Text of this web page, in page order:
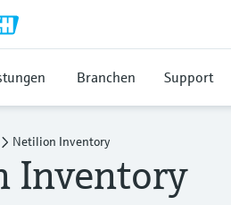
Branchen Support
Netilion Inventory
Inventory